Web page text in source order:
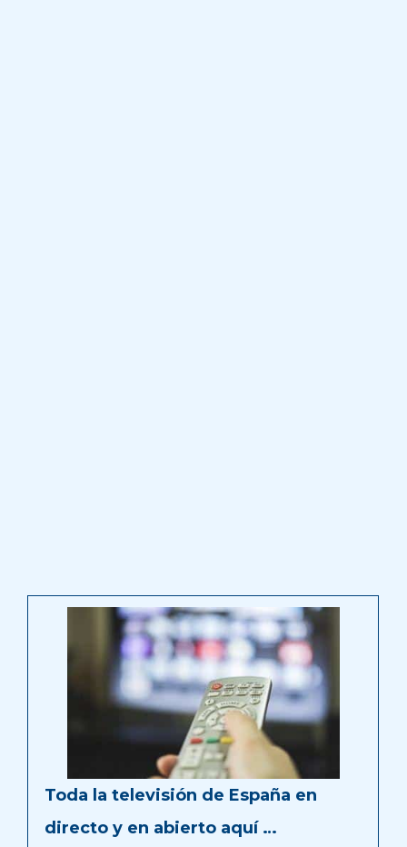
Toda la televisión de España en
directo y en abierto aquí …